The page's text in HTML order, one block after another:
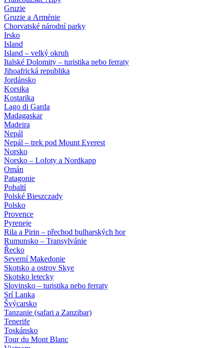
Gruzie
Gruzie a Arménie
Chorvatské národní parky
Irsko
Island
Island – velký okruh
Italské Dolomity – turistika nebo ferraty
Jihoafrická republika
Jordánsko
Korsika
Kostarika
Lago di Garda
Madagaskar
Madeira
Nepál
Nepál – trek pod Mount Everest
Norsko
Norsko – Lofoty a Nordkapp
Omán
Patagonie
Pobaltí
Polské Bieszczady
Polsko
Provence
Pyreneje
Rila a Pirin – přechod bulharských hor
Rumunsko – Transylvánie
Řecko
Severní Makedonie
Skotsko a ostrov Skye
Skotsko letecky
Slovinsko – turistika nebo ferraty
Srí Lanka
Švýcarsko
Tanzanie (safari a Zanzibar)
Tenerife
Toskánsko
Tour du Mont Blanc